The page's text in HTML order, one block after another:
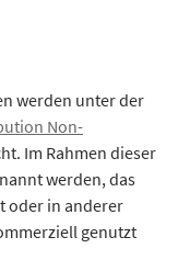
werden unter der
Non-
Im Rahmen dieser
werden, das
oder in anderer
genutzt